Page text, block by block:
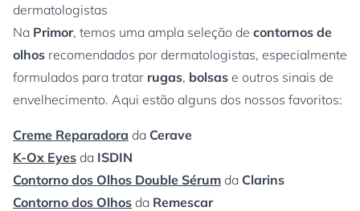
dermatologistas
Na Primor, temos uma ampla seleção de contornos de
olhos recomendados por dermatologistas, especialmente
formulados para tratar rugas, bolsas e outros sinais de
envelhecimento. Aqui estão alguns dos nossos favoritos:
Creme Reparadora da Cerave
K-Ox Eyes da ISDIN
Contorno dos Olhos Double Sérum da Clarins
Contorno dos Olhos da Remescar